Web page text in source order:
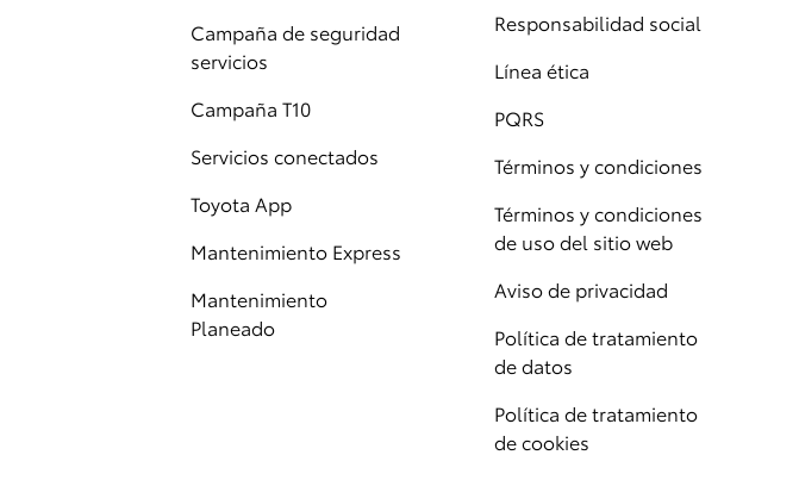
Campaña de seguridad
servicios
Campaña T10
Servicios conectados
Toyota App
Mantenimiento Express
Mantenimiento
Planeado
Responsabilidad social
Línea ética
PQRS
Términos y condiciones
Términos y condiciones
de uso del sitio web
Aviso de privacidad
Política de tratamiento
de datos
Política de tratamiento
de cookies